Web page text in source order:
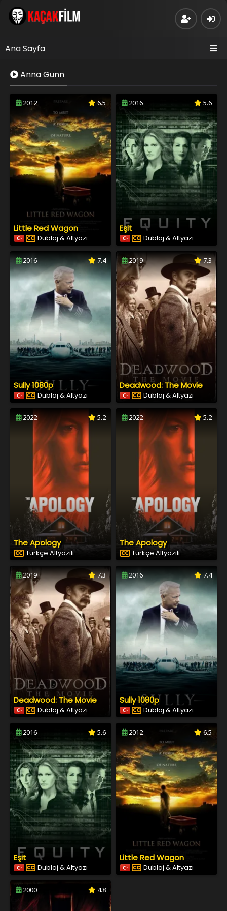
Ana Sayfa
Anna Gunn
2012 6.5
Little Red Wagon
Dublaj & Altyazı
2016 5.6
Eşit
Dublaj & Altyazı
2016 7.4
Sully 1080p
Dublaj & Altyazı
2019 7.3
Deadwood: The Movie
Dublaj & Altyazı
2022 5.2
The Apology
Türkçe Altyazılı
2022 5.2
The Apology
Türkçe Altyazılı
2019 7.3
Deadwood: The Movie
Dublaj & Altyazı
2016 7.4
Sully 1080p
Dublaj & Altyazı
2016 5.6
Eşit
Dublaj & Altyazı
2012 6.5
Little Red Wagon
Dublaj & Altyazı
2000 4.8